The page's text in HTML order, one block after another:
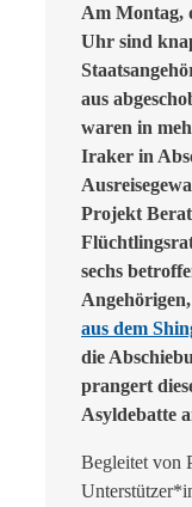
Am Montag,
Uhr sind
aus
waren in
Iraker in
Projekt
sechs
Angehörigen,
aus dem
die
prangert
Asyldebatte
Begleitet von